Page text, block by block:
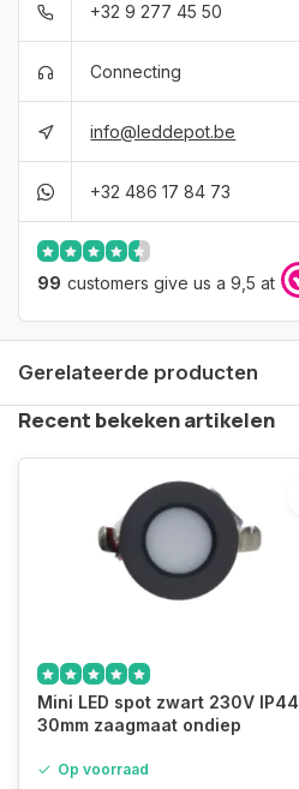
+32 9 277 45 50
Connecting
info@leddepot.be
+32 486 17 84 73
99 customers give us a 9,5 at
Gerelateerde producten
Recent bekeken artikelen
Mini LED spot zwart 230V IP44
30mm zaagmaat ondiep
Op voorraad